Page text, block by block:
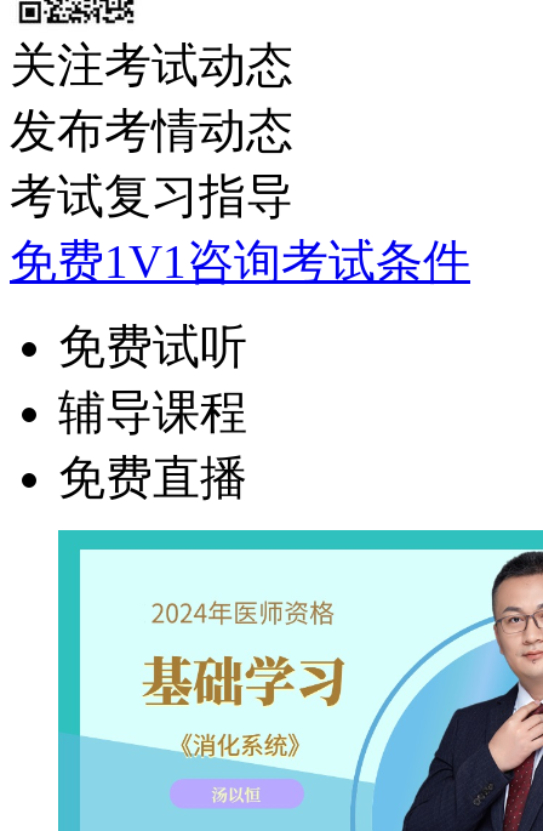
关注考试动态
发布考情动态
考试复习指导
免费1V1咨询考试条件
免费试听
辅导课程
免费直播